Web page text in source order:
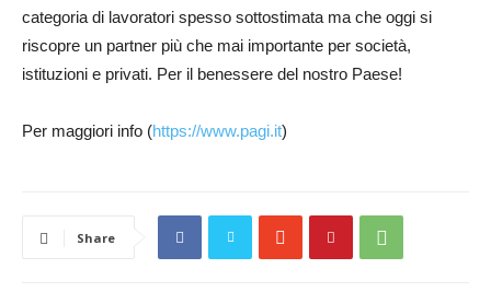
categoria di lavoratori spesso sottostimata ma che oggi si
riscopre un partner più che mai importante per società,
istituzioni e privati. Per il benessere del nostro Paese!
Per maggiori info (https://www.pagi.it)
Share